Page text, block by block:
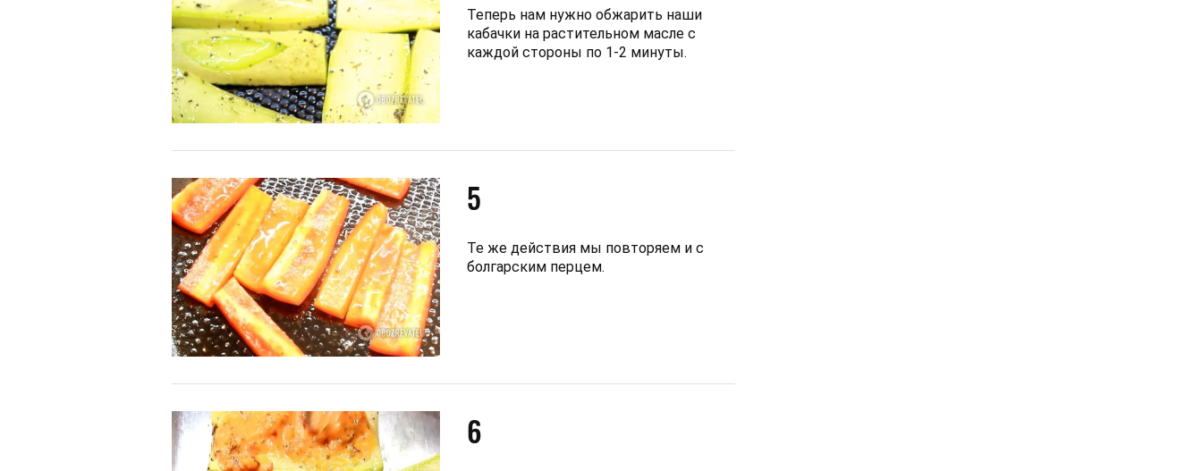
Теперь нам нужно обжарить наши
кабачки на растительном масле с
каждой стороны по 1-2 минуты.
5
Те же действия мы повторяем и с
болгарским перцем.
6